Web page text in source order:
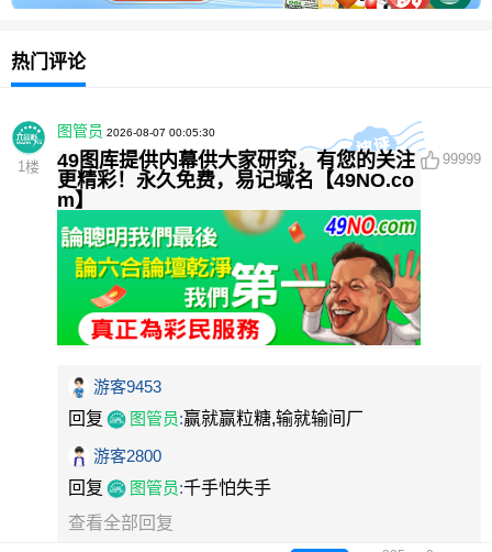
热门评论
1 楼
图管员 2026-08-07 00:05:30
49图库提供内幕供大家研究，有您的关注
更精彩！永久免费，易记域名【49NO.co
m】
99999
游客9453
回复
图管员:赢就赢粒糖,输就输间厂
游客2800
回复
图管员:千手怕失手
查看全部回复